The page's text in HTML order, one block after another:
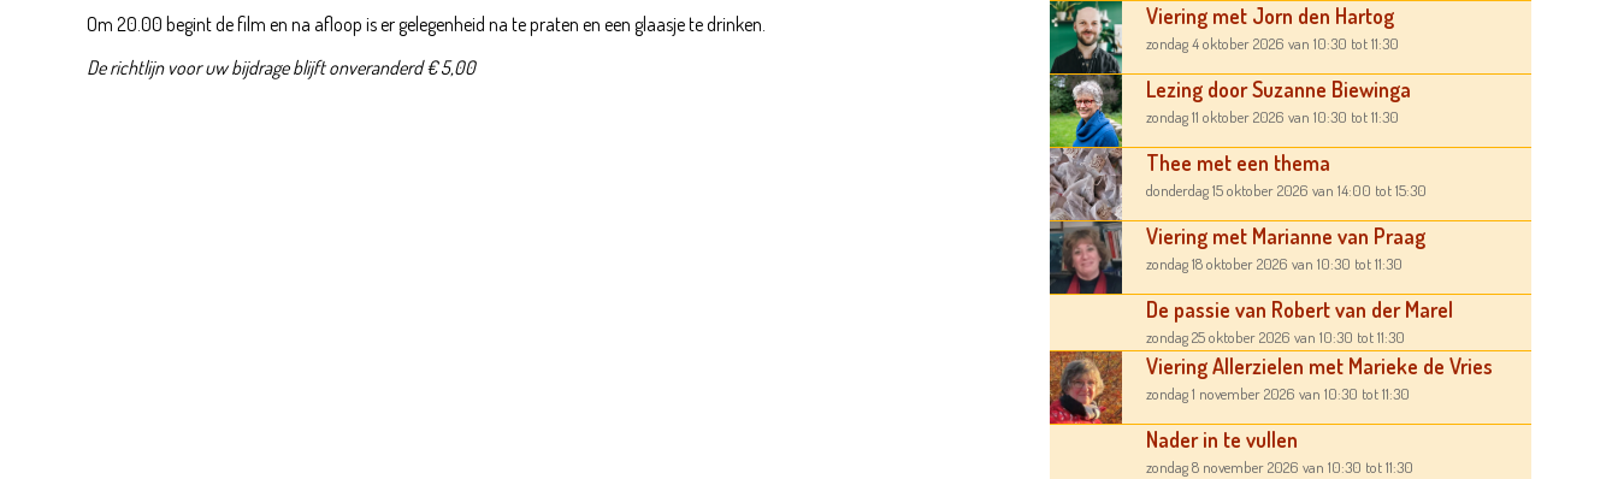
Om 20.00 begint de film en na afloop is er gelegenheid na te praten en een glaasje te drinken.
De richtlijn voor uw bijdrage blijft onveranderd € 5,00
Viering met Jorn den Hartog
zondag 4 oktober 2026 van 10:30 tot 11:30
Lezing door Suzanne Biewinga
zondag 11 oktober 2026 van 10:30 tot 11:30
Thee met een thema
donderdag 15 oktober 2026 van 14:00 tot 15:30
Viering met Marianne van Praag
zondag 18 oktober 2026 van 10:30 tot 11:30
De passie van Robert van der Marel
zondag 25 oktober 2026 van 10:30 tot 11:30
Viering Allerzielen met Marieke de Vries
zondag 1 november 2026 van 10:30 tot 11:30
Nader in te vullen
zondag 8 november 2026 van 10:30 tot 11:30